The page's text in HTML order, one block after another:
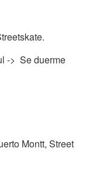
-> Se duerme
Montt, Street